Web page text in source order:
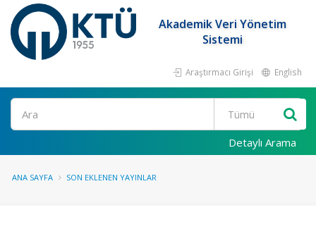
Akademik Veri Yönetim
Sistemi
Araştırmacı Girişi English
Ara
Detaylı Arama
ANA SAYFA SON EKLENEN YAYINLAR